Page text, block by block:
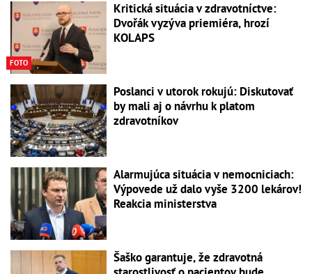
FOTO
Kritická situácia v zdravotníctve:
Dvořák vyzýva priemiéra, hrozí
KOLAPS
Poslanci v utorok rokujú: Diskutovať
by mali aj o návrhu k platom
zdravotníkov
Alarmujúca situácia v nemocniciach:
Výpovede už dalo vyše 3200 lekárov!
Reakcia ministerstva
Šaško garantuje, že zdravotná